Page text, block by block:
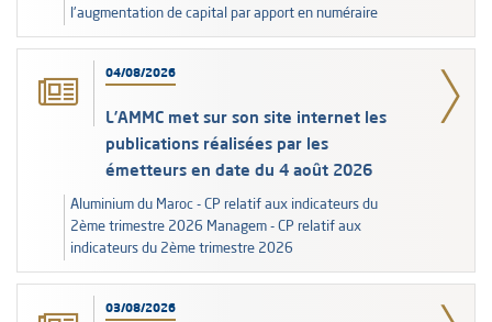
l'augmentation de capital par apport en numéraire
04/08/2026
L’AMMC met sur son site internet les
publications réalisées par les
émetteurs en date du 4 août 2026
Aluminium du Maroc - CP relatif aux indicateurs du
2ème trimestre 2026 Managem - CP relatif aux
indicateurs du 2ème trimestre 2026
03/08/2026